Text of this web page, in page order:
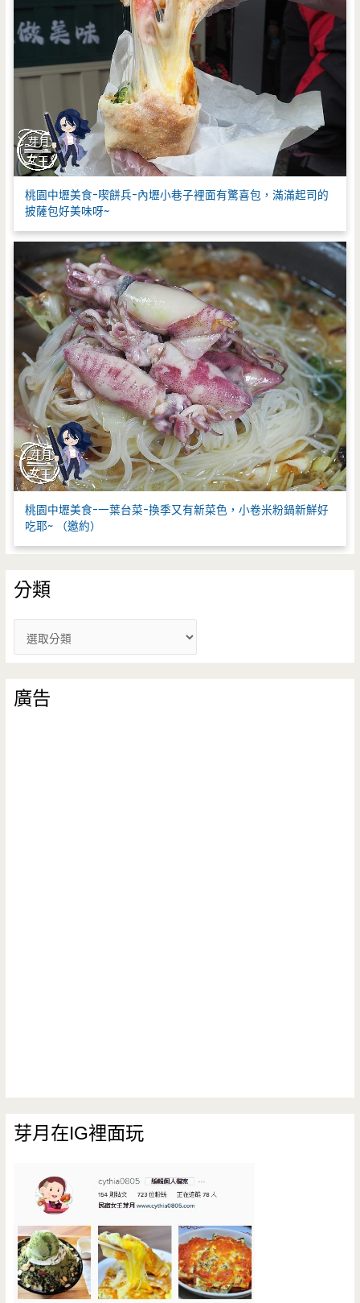
桃園中壢美食-喫餅兵-內壢小巷子裡面有驚喜包，滿滿起司的
披薩包好美味呀~
桃園中壢美食-一葉台菜-換季又有新菜色，小卷米粉鍋新鮮好
吃耶~ （邀約）
分類
類
廣告
芽月在IG裡面玩